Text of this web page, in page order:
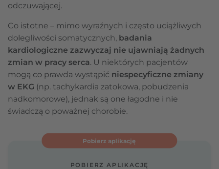
odczuwającej.
Co istotne – mimo wyraźnych i często uciążliwych
dolegliwości somatycznych, badania
kardiologiczne zazwyczaj nie ujawniają żadnych
zmian w pracy serca. U niektórych pacjentów
mogą co prawda wystąpić niespecyficzne zmiany
w EKG (np. tachykardia zatokowa, pobudzenia
nadkomorowe), jednak są one łagodne i nie
świadczą o poważnej chorobie.
Pobierz aplikację
POBIERZ APLIKACJĘ